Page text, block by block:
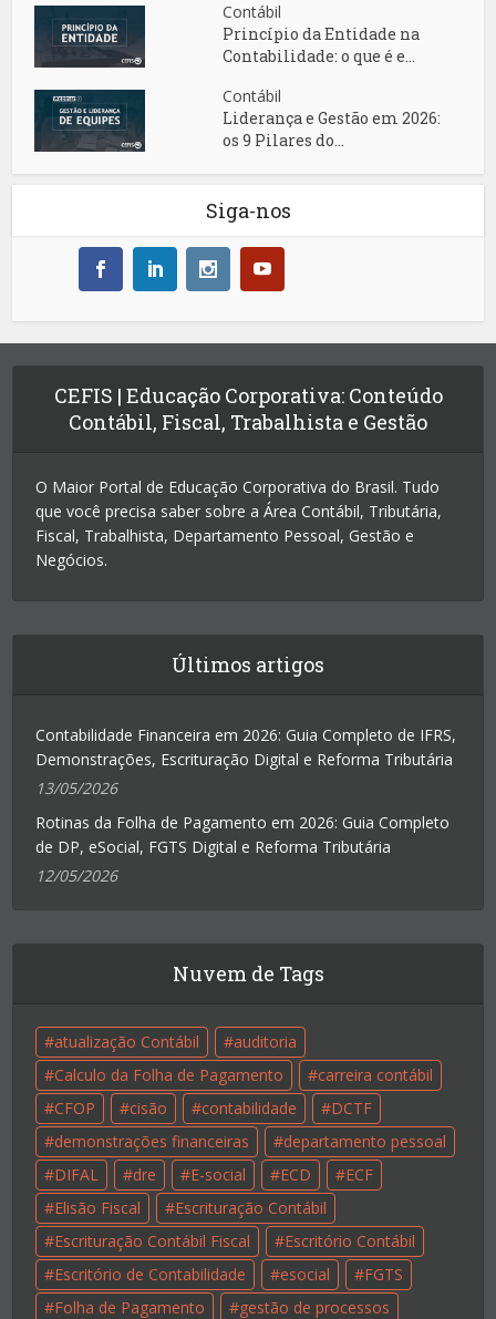
Contábil
Princípio da Entidade na
Contabilidade: o que é e...
Contábil
Liderança e Gestão em 2026:
os 9 Pilares do...
Siga-nos
CEFIS | Educação Corporativa: Conteúdo
Contábil, Fiscal, Trabalhista e Gestão
O Maior Portal de Educação Corporativa do Brasil. Tudo
que você precisa saber sobre a Área Contábil, Tributária,
Fiscal, Trabalhista, Departamento Pessoal, Gestão e
Negócios.
Últimos artigos
Contabilidade Financeira em 2026: Guia Completo de IFRS,
Demonstrações, Escrituração Digital e Reforma Tributária
13/05/2026
Rotinas da Folha de Pagamento em 2026: Guia Completo
de DP, eSocial, FGTS Digital e Reforma Tributária
12/05/2026
Nuvem de Tags
atualização Contábil
auditoria
Calculo da Folha de Pagamento
carreira contábil
CFOP
cisão contabilidade
DCTF
demonstrações financeiras
departamento pessoal
DIFAL
dre E-social ECD
ECF
Elisão Fiscal
Escrituração Contábil
Escrituração Contábil Fiscal
Escritório Contábil
Escritório de Contabilidade
esocial
FGTS
Folha de Pagamento
gestão de processos